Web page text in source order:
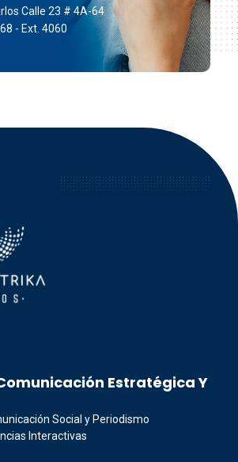
Calle 23 # 4A-64
- Ext. 4060
Estratégica Y
Social y Periodismo
Interactivas